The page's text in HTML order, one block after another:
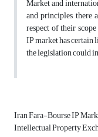
Market and
and principles, there
respect of their
IP market has certain
the legislation could
Iran Fara-Bourse IP
Intellectual Property